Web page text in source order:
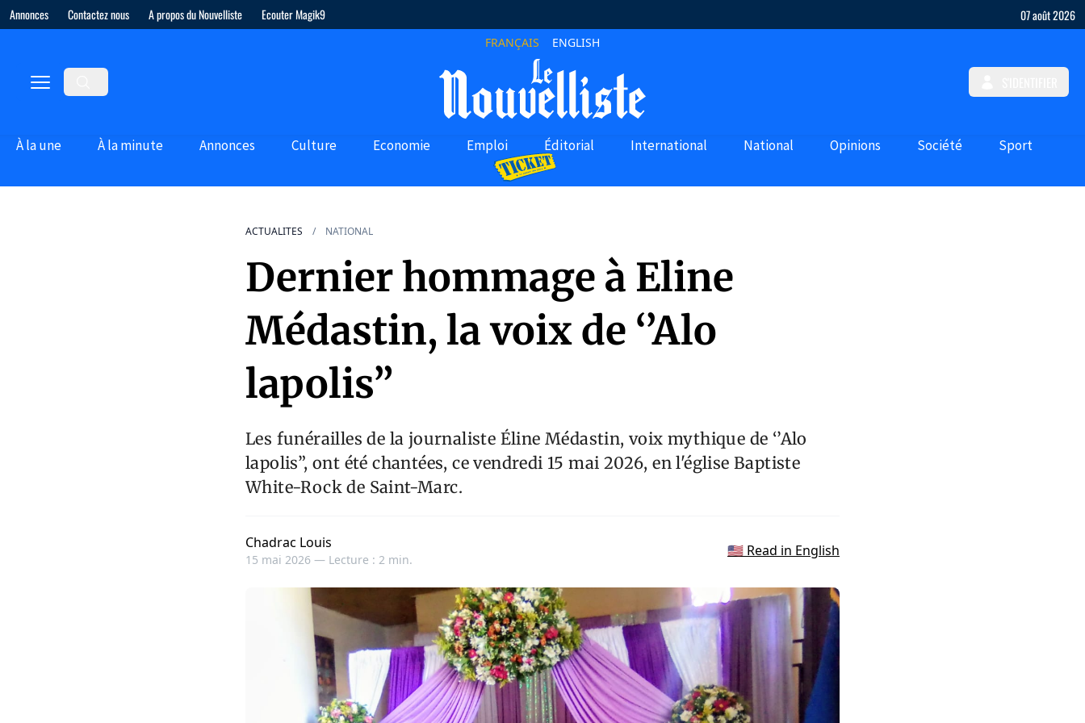
Annonces Contactez nous A propos du Nouvelliste Ecouter Magik9 07 août 2026
FRANÇAIS ENGLISH
À la une À la minute Annonces Culture Economie Emploi Éditorial International National Opinions Société Sport
ACTUALITES NATIONAL
Dernier hommage à Eline
Médastin, la voix de ‘’Alo
lapolis”
Les funérailles de la journaliste Éline Médastin, voix mythique de ‘’Alo
lapolis”, ont été chantées, ce vendredi 15 mai 2026, en l'église Baptiste
White-Rock de Saint-Marc.
Chadrac Louis
15 mai 2026 — Lecture : 2 min.
🇺🇸 Read in English